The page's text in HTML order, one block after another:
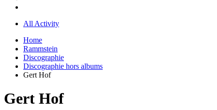
All Activity
Home
Rammstein
Discographie
Discographie hors albums
Gert Hof
Gert Hof